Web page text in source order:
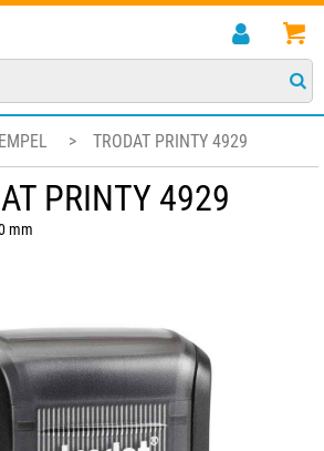
> TRODAT PRINTY 4929
PRINTY 4929
mm